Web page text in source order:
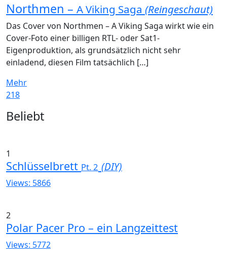
Northmen – A Viking Saga (Reingeschaut)
Das Cover von Northmen – A Viking Saga wirkt wie ein
Cover-Foto einer billigen RTL- oder Sat1-
Eigenproduktion, als grundsätzlich nicht sehr
einladend, diesen Film tatsächlich […]
Mehr
218
Widgets
Beliebt
1
Schlüsselbrett Pt. 2 (DIY)
Views: 5866
2
Polar Pacer Pro – ein Langzeittest
Views: 5772